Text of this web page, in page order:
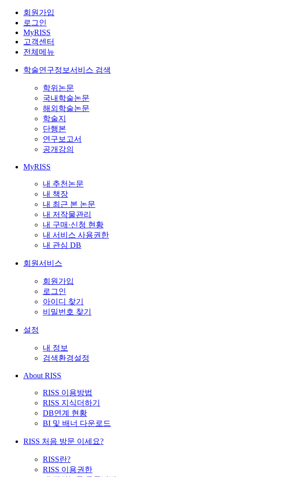
회원가입
로그인
MyRISS
고객센터
전체메뉴
학술연구정보서비스 검색
학위논문
국내학술논문
해외학술논문
학술지
단행본
연구보고서
공개강의
MyRISS
내 추천논문
내 책장
내 최근 본 논문
내 저작물관리
내 구매·신청 현황
내 서비스 사용권한
내 관심 DB
회원서비스
회원가입
로그인
아이디 찾기
비밀번호 찾기
설정
내 정보
검색환경설정
About RISS
RISS 이용방법
RISS 지식더하기
DB연계 현황
BI 및 배너 다운로드
RISS 처음 방문 이세요?
RISS란?
RISS 이용권한